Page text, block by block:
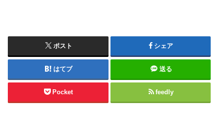
ポスト シェア
はてブ 送る
Pocket feedly